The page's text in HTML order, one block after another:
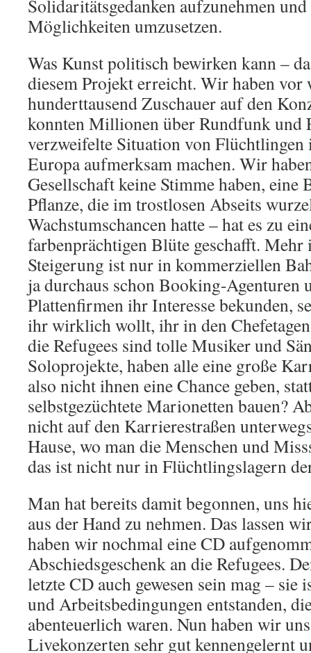
Solidaritätsgedanken aufzunehmen
Möglichkeiten umzusetzen.
Was Kunst politisch bewirken kann –
diesem Projekt erreicht. Wir haben vor
hunderttausend Zuschauer auf den
konnten Millionen über Rundfunk und
verzweifelte Situation von Flüchtlingen
Europa aufmerksam machen. Wir
Gesellschaft keine Stimme haben, eine
Pflanze, die im trostlosen Abseits
Wachstumschancen hatte – hat es zu
farbenprächtigen Blüte geschafft.
Steigerung ist nur in kommerziellen
ja durchaus schon Booking-Agenturen
Plattenfirmen ihr Interesse bekunden,
ihr wirklich wollt, ihr in den
die Refugees sind tolle Musiker und
Soloprojekte, haben alle eine große
also nicht ihnen eine Chance geben,
selbstgezüchtete Marionetten bauen?
nicht auf den Karrierestraßen
Hause, wo man die Menschen und
das ist nicht nur in Flüchtlingslagern
Man hat bereits damit begonnen, uns
aus der Hand zu nehmen. Das lassen
haben wir nochmal eine CD
Abschiedsgeschenk an die Refugees.
letzte CD auch gewesen sein mag – sie
und Arbeitsbedingungen entstanden,
abenteuerlich waren. Nun haben wir
Livekonzerten sehr gut kennengelernt